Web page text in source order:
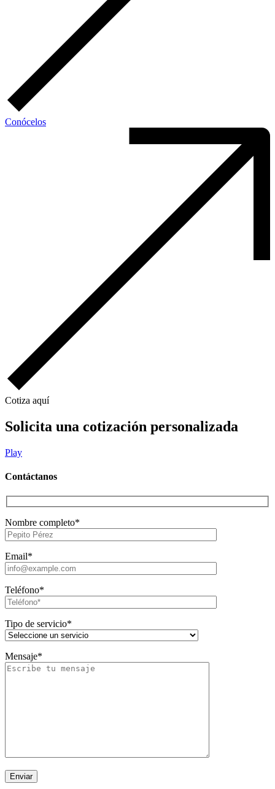
Conócelos
Cotiza aquí
Solicita una cotización personalizada
Play
Contáctanos
Nombre completo*
Email*
Teléfono*
Tipo de servicio*
Mensaje*